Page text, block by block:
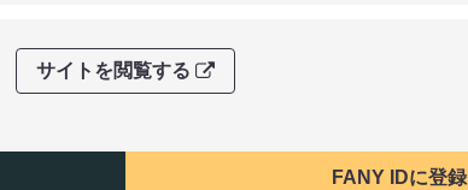
サイトを閲覧する
FANY IDに登